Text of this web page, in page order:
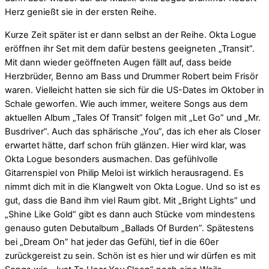
Herz genießt sie in der ersten Reihe.
Kurze Zeit später ist er dann selbst an der Reihe. Okta Logue
eröffnen ihr Set mit dem dafür bestens geeigneten „Transit”.
Mit dann wieder geöffneten Augen fällt auf, dass beide
Herzbrüder, Benno am Bass und Drummer Robert beim Frisör
waren. Vielleicht hatten sie sich für die US-Dates im Oktober in
Schale geworfen. Wie auch immer, weitere Songs aus dem
aktuellen Album „Tales Of Transit” folgen mit „Let Go” und „Mr.
Busdriver”. Auch das sphärische „You”, das ich eher als Closer
erwartet hätte, darf schon früh glänzen. Hier wird klar, was
Okta Logue besonders ausmachen. Das gefühlvolle
Gitarrenspiel von Philip Meloi ist wirklich herausragend. Es
nimmt dich mit in die Klangwelt von Okta Logue. Und so ist es
gut, dass die Band ihm viel Raum gibt. Mit „Bright Lights” und
„Shine Like Gold” gibt es dann auch Stücke vom mindestens
genauso guten Debutalbum „Ballads Of Burden”. Spätestens
bei „Dream On” hat jeder das Gefühl, tief in die 60er
zurückgereist zu sein. Schön ist es hier und wir dürfen es mit